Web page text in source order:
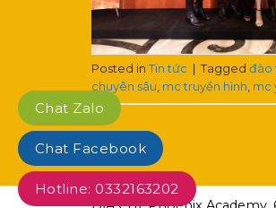
Posted in Tin tức Tagged đào
chuyên sâu, mc truyền hình, mc
Chat Zalo
Chat Facebook
Hotline: 0332163202